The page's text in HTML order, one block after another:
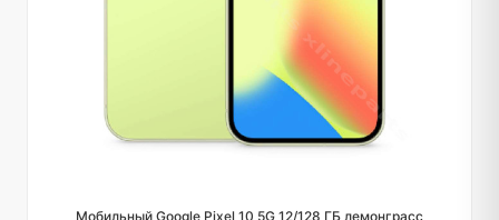
Мобильный Google Pixel 10 5G 12/128 ГБ лемонграсс